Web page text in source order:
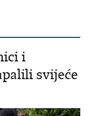
i
svijeće